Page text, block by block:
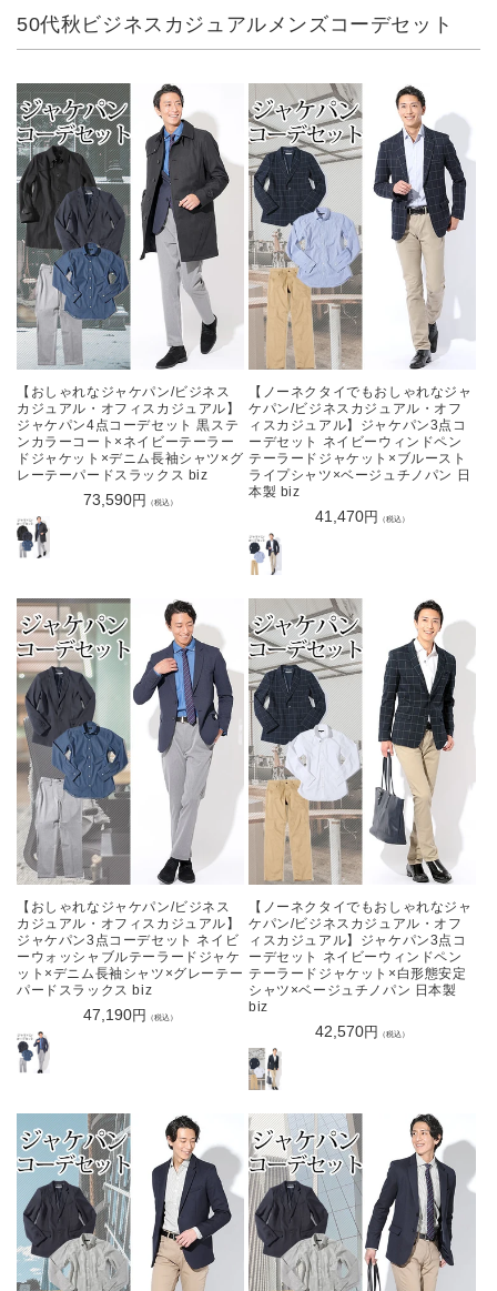
ネ
ス
ジ
ュ
ア
ル
メ
ン
ズ
コ
ー
デ
セ
ッ
ト
50代秋ビジネスカジュアルメンズコーデセット
【おしゃれなジャケパン/ビジネス
カジュアル・オフィスカジュアル】
ジャケパン4点コーデセット 黒ステ
ンカラーコート×ネイビーテーラー
ドジャケット×デニム長袖シャツ×グ
レーテーパードスラックス biz
通
73,590円 （税込）
【ノーネクタイでもおしゃれなジャ
ケパン/ビジネスカジュアル・オフ
ィスカジュアル】ジャケパン3点コ
ーデセット ネイビーウィンドペン
テーラードジャケット×ブルースト
ライプシャツ×ベージュチノパン 日
本製 biz
通
41,470円 （税込）
【おしゃれなジャケパン/ビジネス
カジュアル・オフィスカジュアル】
ジャケパン3点コーデセット ネイビ
ーウォッシャブルテーラードジャケ
ット×デニム長袖シャツ×グレーテー
パードスラックス biz
通
47,190円 （税込）
【ノーネクタイでもおしゃれなジャ
ケパン/ビジネスカジュアル・オフ
ィスカジュアル】ジャケパン3点コ
ーデセット ネイビーウィンドペン
テーラードジャケット×白形態安定
シャツ×ベージュチノパン 日本製
biz
通
42,570円 （税込）